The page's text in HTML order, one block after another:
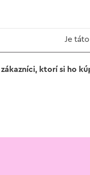
Je
ktorí si ho